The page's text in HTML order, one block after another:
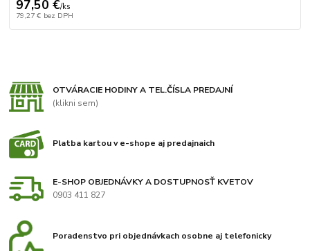
97,50 €/ks
79,27 € bez DPH
OTVÁRACIE HODINY A TEL.ČÍSLA PREDAJNÍ
(klikni sem)
Platba kartou v e-shope aj predajnaich
E-SHOP OBJEDNÁVKY A DOSTUPNOSŤ KVETOV
0903 411 827
Poradenstvo pri objednávkach osobne aj telefonicky